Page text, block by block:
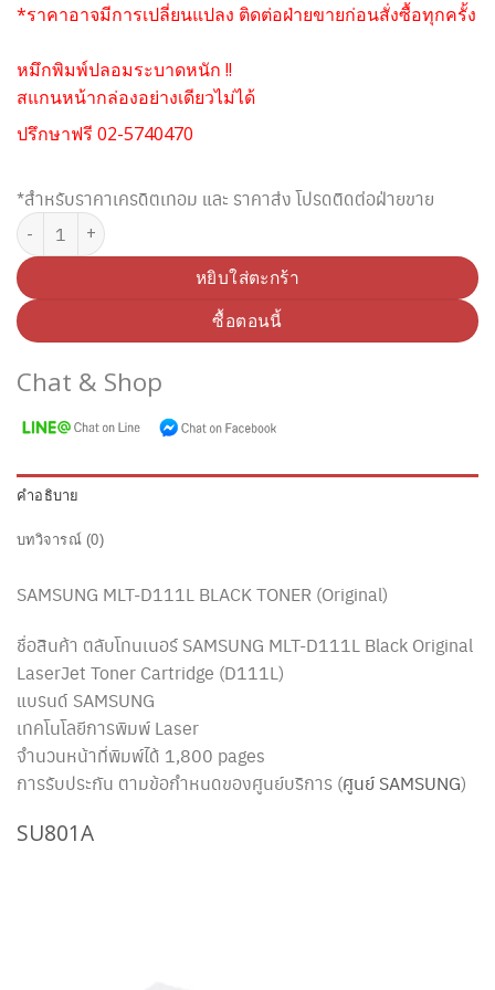
*ราคาอาจมีการเปลี่ยนแปลง ติดต่อฝ่ายขายก่อนสั่งซื้อทุกครั้ง
หมึกพิมพ์ปลอมระบาดหนัก !!
สแกนหน้ากล่องอย่างเดียวไม่ได้
ปรึกษาฟรี 02-5740470
*สำหรับราคาเครดิตเทอม และ ราคาส่ง โปรดติดต่อฝ่ายขาย
จำนวน SAMSUNG MLT-D111L BLACK TONER (Original) ชิ้น
หยิบใส่ตะกร้า
ซื้อตอนนี้
Chat & Shop
คำอธิบาย
บทวิจารณ์ (0)
SAMSUNG MLT-D111L BLACK TONER (Original)
ชื่อสินค้า ตลับโทนเนอร์ SAMSUNG MLT-D111L Black Original
LaserJet Toner Cartridge (D111L)
แบรนด์ SAMSUNG
เทคโนโลยีการพิมพ์ Laser
จำนวนหน้าที่พิมพ์ได้ 1,800 pages
การรับประกัน ตามข้อกำหนดของศูนย์บริการ (ศูนย์ SAMSUNG)
SU801A